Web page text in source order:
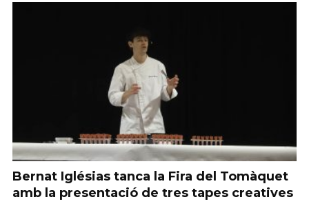
Bernat Iglésias tanca la Fira del Tomàquet
amb la presentació de tres tapes creatives